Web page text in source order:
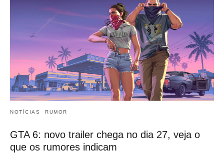
NOTÍCIAS RUMOR
GTA 6: novo trailer chega no dia 27, veja o
que os rumores indicam